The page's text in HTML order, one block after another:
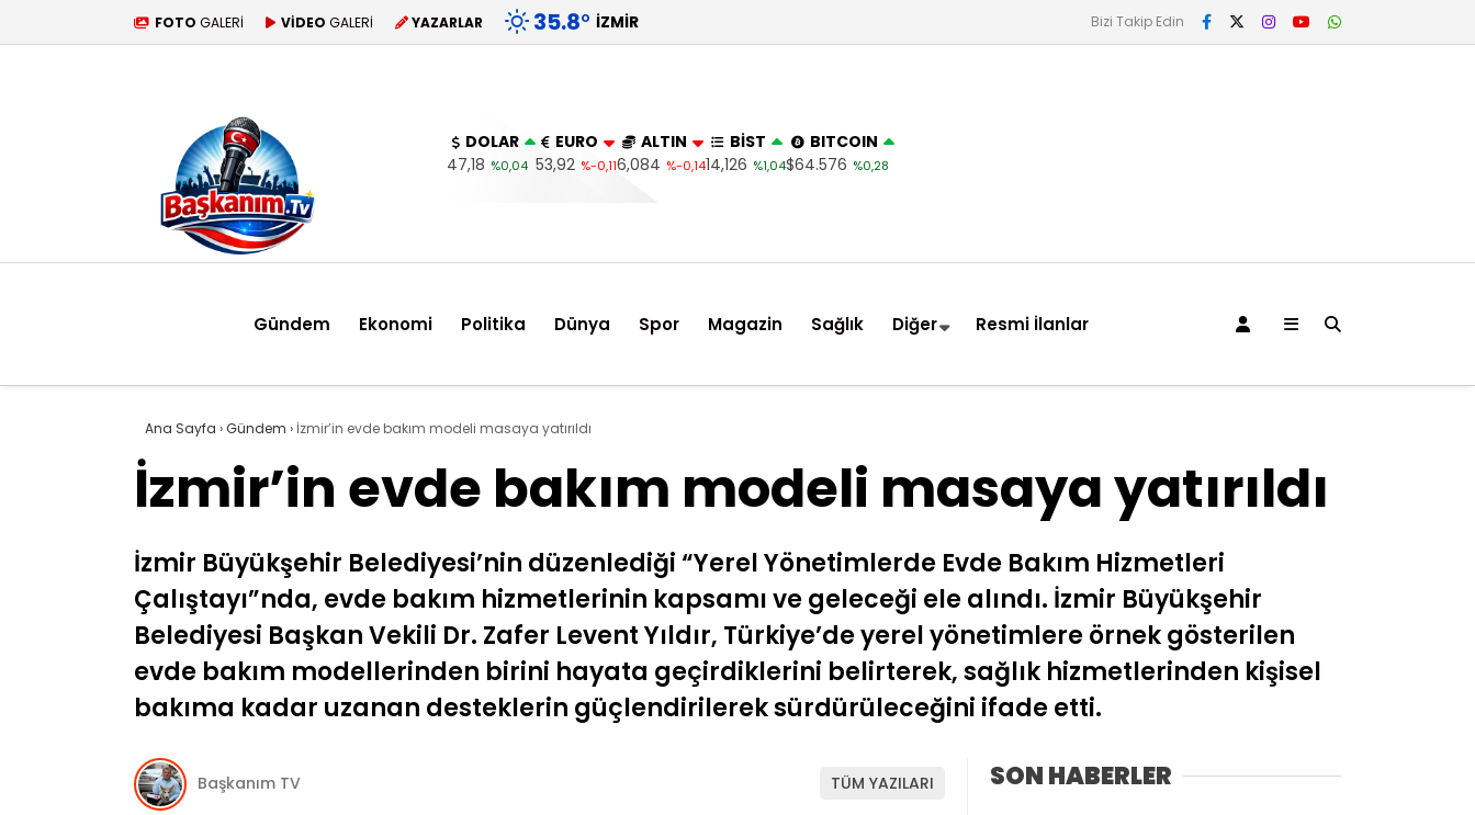
FOTO GALERİ VİDEO GALERİ YAZARLAR 35.8° İZMIR Bizi Takip Edin
DOLAR
47,18 %0,04
EURO
53,92 %-0,11
ALTIN
6,084 %-0,14
BİST
14,126 %1,04
BITCOIN
$64.576 %0,28
Gündem Ekonomi Politika Dünya Spor Magazin Sağlık Diğer Resmi İlanlar
Ana Sayfa ›Gündem › İzmir’in evde bakım modeli masaya yatırıldı
İzmir’in evde bakım modeli masaya yatırıldı
İzmir Büyükşehir Belediyesi’nin düzenlediği “Yerel Yönetimlerde Evde Bakım Hizmetleri
Çalıştayı”nda, evde bakım hizmetlerinin kapsamı ve geleceği ele alındı. İzmir Büyükşehir
Belediyesi Başkan Vekili Dr. Zafer Levent Yıldır, Türkiye’de yerel yönetimlere örnek gösterilen
evde bakım modellerinden birini hayata geçirdiklerini belirterek, sağlık hizmetlerinden kişisel
bakıma kadar uzanan desteklerin güçlendirilerek sürdürüleceğini ifade etti.
Başkanım TV TÜM YAZILARI SON HABERLER